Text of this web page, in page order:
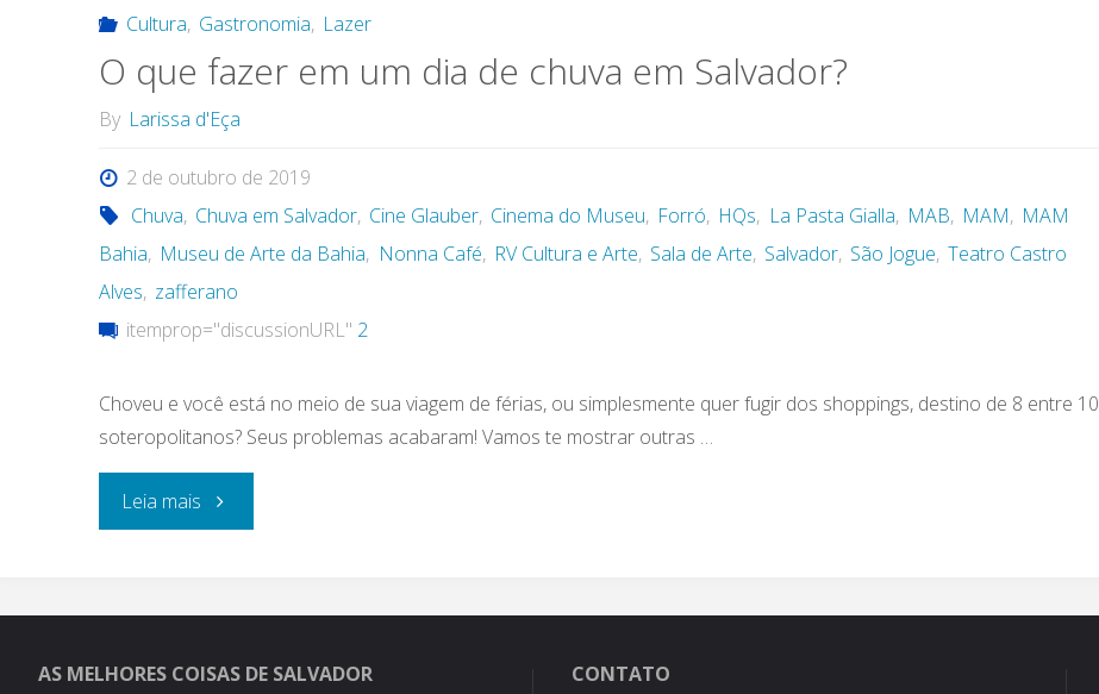
Cultura, Gastronomia, Lazer
O que fazer em um dia de chuva em Salvador?
By Larissa d'Eça
2 de outubro de 2019
Chuva, Chuva em Salvador, Cine Glauber, Cinema do Museu, Forró, HQs, La Pasta Gialla, MAB, MAM, MAM
Bahia, Museu de Arte da Bahia, Nonna Café, RV Cultura e Arte, Sala de Arte, Salvador, São Jogue, Teatro Castro
Alves, zafferano
itemprop="discussionURL" 2
Choveu e você está no meio de sua viagem de férias, ou simplesmente quer fugir dos shoppings, destino de 8 entre 10
soteropolitanos? Seus problemas acabaram! Vamos te mostrar outras …
Leia mais "O
fazer
em
AS MELHORES COISAS DE SALVADOR CONTATO